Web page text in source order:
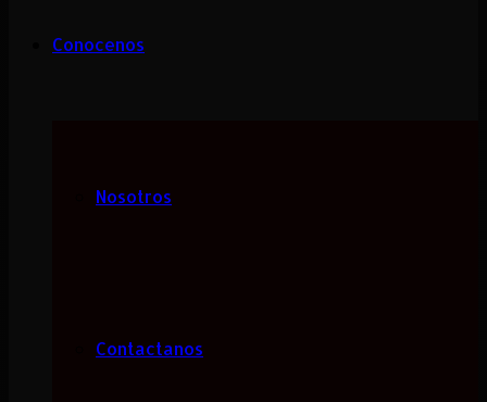
Conocenos
Nosotros
Contactanos